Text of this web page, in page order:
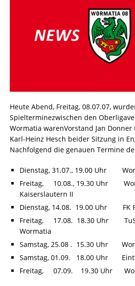
Heute Abend, Freitag, 08.07.07,
Spielterminezwischen den
Wormatia warenVorstand Jan
Karl-Heinz Hesch beider Sitzung in
Nachfolgend die genauen Termine
Dienstag, 31.07., 19.00 Uhr
Freitag, 10.08., 19.30 Uhr
Kaiserslautern II
Dienstag, 14.08. 19.00 Uhr FK
Freitag, 17.08. 18.30 Uhr TuS
Wormatia
Samstag, 25.08 . 15.30 Uhr
Samstag, 01.09. 18.00 Uhr
Freitag, 07.09. 19.30 Uhr